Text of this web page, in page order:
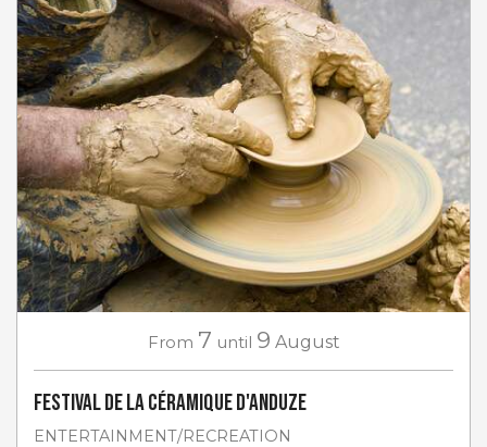
From 7 until 9 August
Festival de la céramique d'Anduze
ENTERTAINMENT/RECREATION